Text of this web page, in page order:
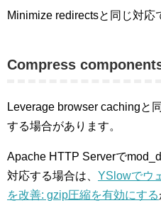
Minimize redirectsと同じ対応
Compress
Leverage browser cachingと
する場合があります。
Apache HTTP Serverで
対応する場合は、 YSlowでウ
を改善: gzip圧縮を有効にする